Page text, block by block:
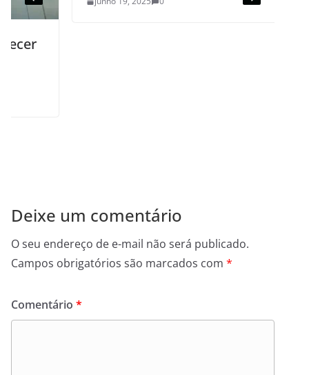
Deixe um comentário
O seu endereço de e-mail não será publicado.
Campos obrigatórios são marcados com *
Comentário *